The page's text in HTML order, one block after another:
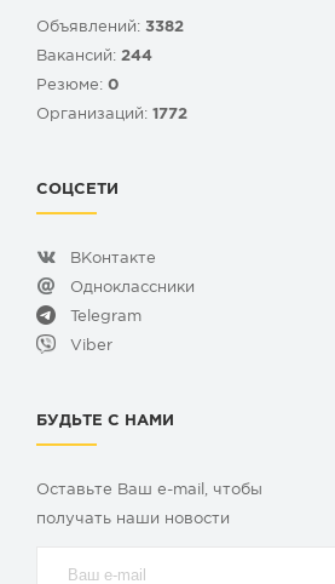
Объявлений: 3382
Вакансий: 244
Резюме: 0
Организаций: 1772
СОЦСЕТИ
ВКонтакте
Одноклассники
Telegram
Viber
БУДЬТЕ С НАМИ
Оставьте Ваш e-mail, чтобы
получать наши новости